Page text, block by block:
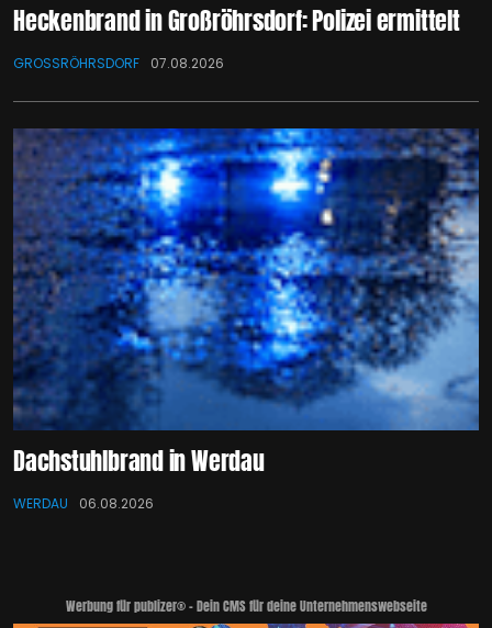
Heckenbrand in Großröhrsdorf: Polizei ermittelt
GROSSRÖHRSDORF 07.08.2026
Dachstuhlbrand in Werdau
WERDAU 06.08.2026
Werbung für publizer® - Dein CMS für deine Unternehmenswebseite